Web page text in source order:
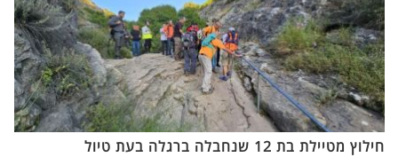
חילוץ מטיילת בת 12 שנחבלה ברגלה בעת טיול